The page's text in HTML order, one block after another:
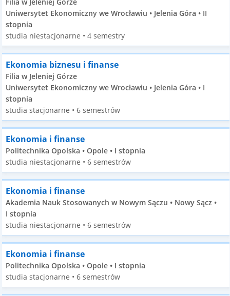
Uniwersytet Ekonomiczny we Wrocławiu • Jelenia Góra • II
stopnia
studia niestacjonarne • 4 semestry
Ekonomia biznesu i finanse
Filia w Jeleniej Górze
Uniwersytet Ekonomiczny we Wrocławiu • Jelenia Góra • I
stopnia
studia stacjonarne • 6 semestrów
Ekonomia i finanse
Politechnika Opolska • Opole • I stopnia
studia niestacjonarne • 6 semestrów
Ekonomia i finanse
Akademia Nauk Stosowanych w Nowym Sączu • Nowy Sącz •
I stopnia
studia niestacjonarne • 6 semestrów
Ekonomia i finanse
Politechnika Opolska • Opole • I stopnia
studia stacjonarne • 6 semestrów